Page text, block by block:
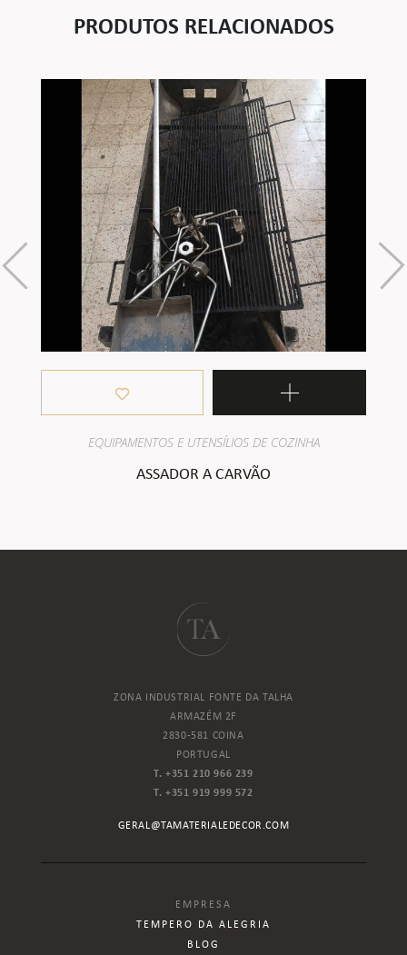
PRODUTOS RELACIONADOS
EQUIPAMENTOS E UTENSÍLIOS DE COZINHA
ASSADOR A CARVÃO
ZONA INDUSTRIAL FONTE DA TALHA
ARMAZÉM 2F
2830-581 COINA
PORTUGAL
T. +351 210 966 239
T. +351 919 999 572
GERAL@TAMATERIALEDECOR.COM
EMPRESA
TEMPERO DA ALEGRIA
BLOG